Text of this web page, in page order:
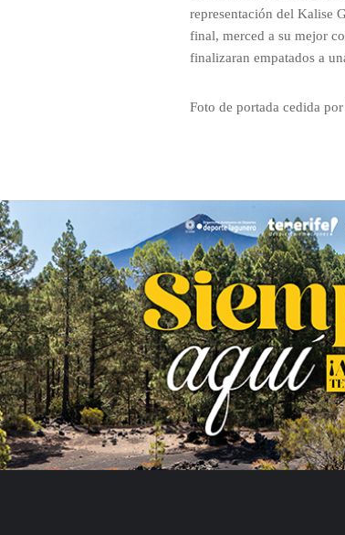
representación del Kalise
final, merced a su mejor
finalizaran empatados a
Foto de portada cedida